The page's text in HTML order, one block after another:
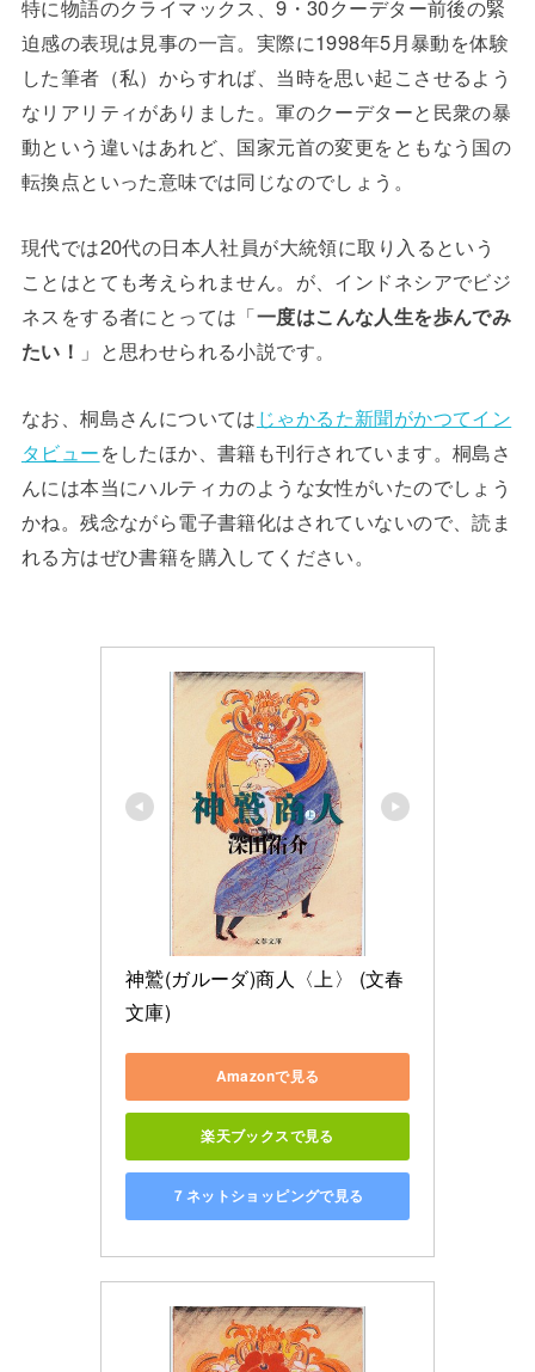
特に物語のクライマックス、9・30クーデター前後の緊
迫感の表現は見事の一言。実際に1998年5月暴動を体験
した筆者（私）からすれば、当時を思い起こさせるよう
なリアリティがありました。軍のクーデターと民衆の暴
動という違いはあれど、国家元首の変更をともなう国の
転換点といった意味では同じなのでしょう。
現代では20代の日本人社員が大統領に取り入るという
ことはとても考えられません。が、インドネシアでビジ
ネスをする者にとっては「一度はこんな人生を歩んでみ
たい！ 」と思わせられる小説です。
なお、桐島さんについては じゃかるた新聞がかつてイン
タビューをしたほか、書籍も刊行されています。桐島さ
んには本当にハルティカのような女性がいたのでしょう
かね。残念ながら電子書籍化はされていないので、読ま
れる方はぜひ書籍を購入してください。
神鷲(ガルーダ)商人〈上〉 (文春
文庫)
Amazonで見る
楽天ブックスで見る
７ネットショッピングで見る